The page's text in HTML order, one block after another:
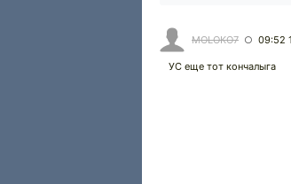
MOLOKO7 ○ 09:52
УС еще тот кончалыга